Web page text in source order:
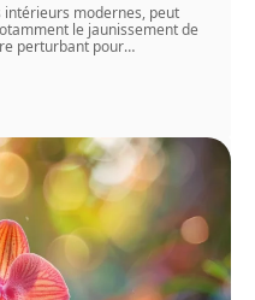
intérieurs modernes, peut
le jaunissement de
perturbant pour…